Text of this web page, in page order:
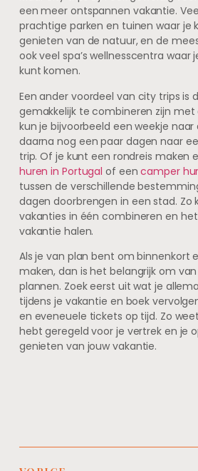
een meer ontspannen vakantie.
prachtige parken en tuinen waar je
genieten van de natuur, en de
ook veel spa’s wellnesscentra
kunt komen.
Een ander voordeel van city trips is
gemakkelijk te combineren zijn met
kun je bijvoorbeeld een weekje
daarna nog een paar dagen naar
trip. Of je kunt een rondreis maken
huren in Portugal of eencamper
tussen de verschillende
dagen doorbrengen in een stad. Zo
vakanties in één combineren en
vakantie halen.
Als je van plan bent om binnenkort
maken, dan is het belangrijk om
plannen. Zoek eerst uit wat je
tijdens je vakantie en boek
en eveneuele tickets op tijd. Zo
hebt geregeld voor je vertrek en je
genieten van jouw vakantie.